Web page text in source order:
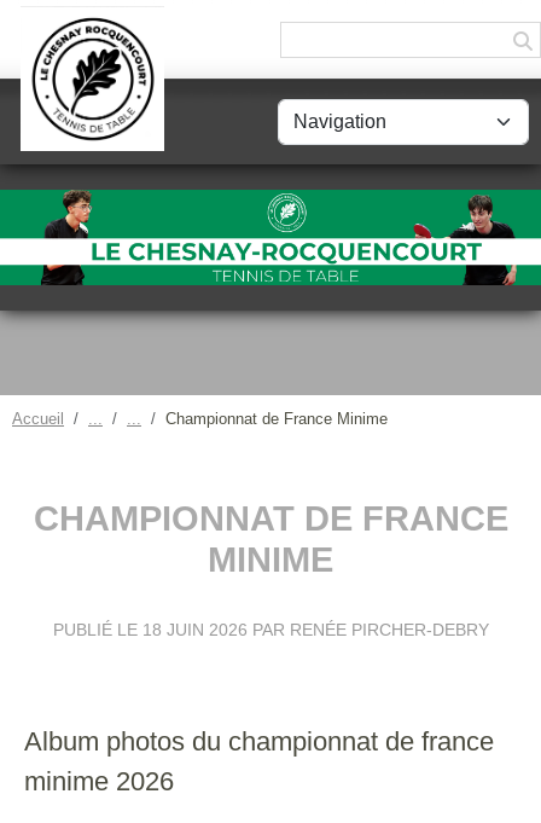
Accueil Championnat de France Minime
CHAMPIONNAT DE FRANCE
MINIME
PUBLIÉ LE 18 JUIN 2026 PAR RENÉE PIRCHER-DEBRY
Album photos du championnat de france
minime 2026
Panneau de gestion des cookies